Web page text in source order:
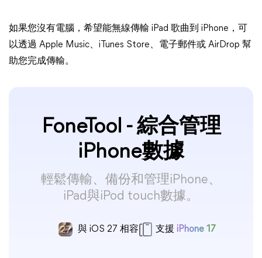
如果您沒有電腦，希望能無線傳輸 iPad 歌曲到 iPhone，可
以透過 Apple Music、iTunes Store、電子郵件或 AirDrop 幫
助您完成傳輸。
FoneTool - 綜合管理
iPhone數據
輕鬆傳輸、備份和管理iPhone、
iPad與iPod touch數據。
與 iOS 27 相容 支援 iPhone 17